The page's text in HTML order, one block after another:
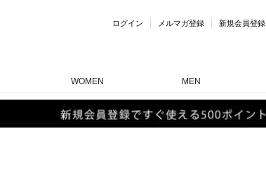
ログイン メルマガ登録 新規会員登録
WOMEN MEN